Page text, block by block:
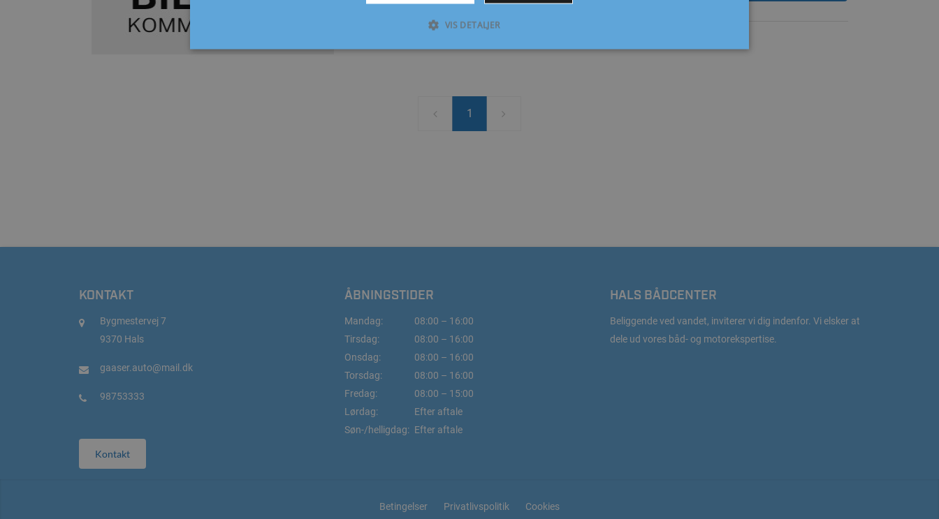
1
KONTAKT
Bygmestervej 7
9370 Hals
gaaser.auto@mail.dk
98753333
Kontakt
ÅBNINGSTIDER
Mandag:
08:00 – 16:00
Tirsdag:
08:00 – 16:00
Onsdag:
08:00 – 16:00
Torsdag:
08:00 – 16:00
Fredag:
08:00 – 15:00
Lørdag:
Efter aftale
Søn-/helligdag: Efter aftale
HALS BÅDCENTER
Beliggende ved vandet, inviterer vi dig indenfor. Vi elsker at
dele ud vores båd- og motorekspertise.
Betingelser Privatlivspolitik Cookies
VIS DETALJER